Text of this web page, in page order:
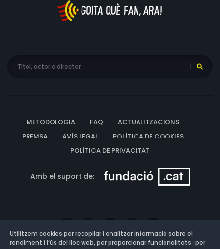
METODOLOGIA FAQ
ACTUALITZACIONS
PREMSA
AVÍS LEGAL
POLÍTICA DE COOKIES
POLÍTICA DE PRIVACITAT
Amb el suport de:
Utilitzem cookies per recopilar i analitzar informació sobre el
rendiment i l’ús del lloc web, per proporcionar funcionalitats i per